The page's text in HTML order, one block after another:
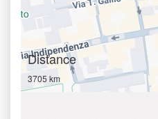
Distance
3705 km